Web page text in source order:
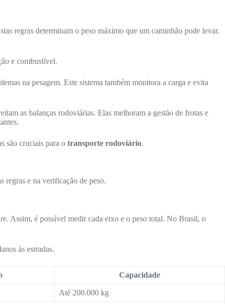
regras determinam o peso máximo que um caminhão pode levar.
e combustível.
na pesagem. Este sistema também monitora a carga e evita
as balanças rodoviárias. Elas melhoram a gestão de frotas e
são cruciais para o transporte rodoviário.
regras e na verificação de peso.
Assim, é possível medir cada eixo e o peso total. No Brasil, o
às estradas.
Capacidade
Até 200.000 kg